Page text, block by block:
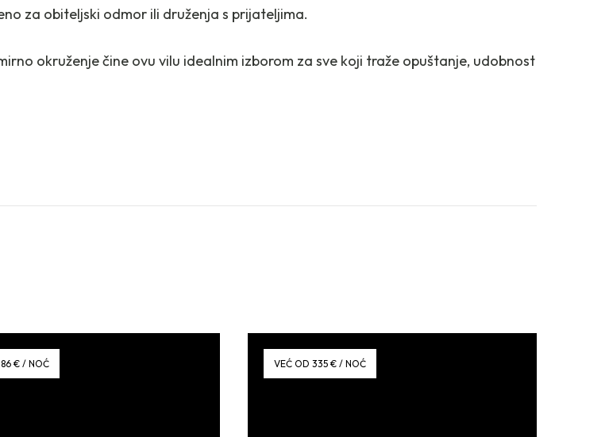
za obiteljski odmor ili druženja s prijateljima.
okruženje čine ovu vilu idealnim izborom za sve koji traže opuštanje, udobnost
€ / NOĆ VEĆ OD 335 € / NOĆ